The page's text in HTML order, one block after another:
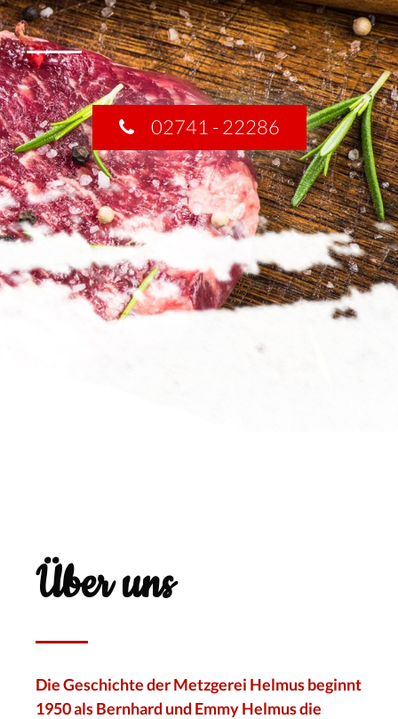
02741 - 22286
Über uns
Die Geschichte der Metzgerei Helmus beginnt
1950 als Bernhard und Emmy Helmus die